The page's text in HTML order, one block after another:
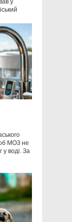
у
МОЗ не
у воді. За